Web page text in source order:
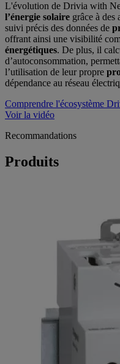
L'évolution de Drivia with
l’énergie solaire grâce à des
suivi précis des données de
offrant ainsi une visibilité
énergétiques. De plus, il
d’autoconsommation,
l’utilisation de leur propre
dépendance au réseau
Comprendre l'écosystème
Voir la vidéo
Recommandations
Produits